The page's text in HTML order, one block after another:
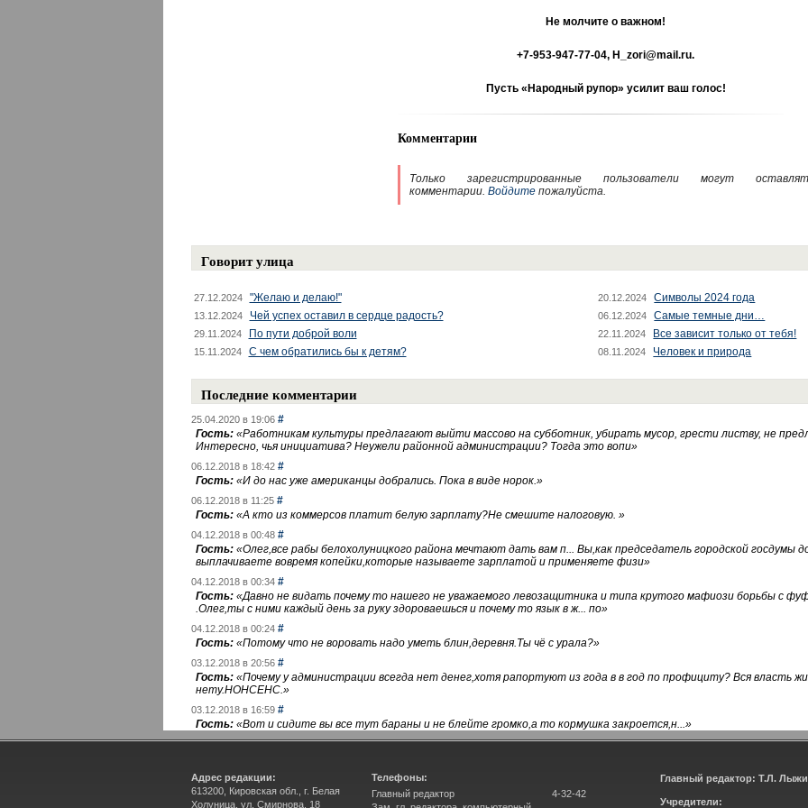
Не молчите о важном!
+7-953-947-77-04, H_zori@mail.ru.
Пусть «Народный рупор» усилит ваш голос!
Комментарии
Только зарегистрированные пользователи могут
комментарии. Войдитепожалуйста.
Говорит улица
27.12.2024 "Желаю и делаю!" 20.12.2024 Символы 2024 года
13.12.2024 Чей успех оставил в сердце радость? 06.12.2024 Самые темные дни…
29.11.2024 По пути доброй воли 22.11.2024 Все зависит только от тебя!
15.11.2024 С чем обратились бы к детям? 08.11.2024 Человек и природа
Последние комментарии
25.04.2020 в 19:06 #
Гость: «Работникам культуры предлагают выйти массово на субботник, убирать мусор, грести листву, не
Интересно, чья инициатива? Неужели районной администрации? Тогда это вопи»
06.12.2018 в 18:42 #
Гость: «И до нас уже американцы добрались. Пока в виде норок.»
06.12.2018 в 11:25 #
Гость: «А кто из коммерсов платит белую зарплату?Не смешите налоговую. »
04.12.2018 в 00:48 #
Гость: «Олег,все рабы белохолуницкого района мечтают дать вам п... Вы,как председатель городской госдумы
выплачиваете вовремя копейки,которые называете зарплатой и применяете физи»
04.12.2018 в 00:34 #
Гость: «Давно не видать почему то нашего не уважаемого левозащитника и типа крутого мафиози борьбы с
.Олег,ты с ними каждый день за руку здороваешься и почему то язык в ж... по»
04.12.2018 в 00:24 #
Гость: «Потому что не воровать надо уметь блин,деревня.Ты чё с урала?»
03.12.2018 в 20:56 #
Гость: «Почему у администрации всегда нет денег,хотя рапортуют из года в в год по профициту? Вся власть
нету.НОНСЕНС.»
03.12.2018 в 16:59 #
Гость: «Вот и сидите вы все тут бараны и не блейте громко,а то кормушка закроется,н...»
Адрес редакции:
613200, Кировская обл., г. Белая
Холуница, ул. Смирнова, 18
Телефоны:
Главный редактор
4-32-42
Главный редактор: Т.Л.
Учредители: